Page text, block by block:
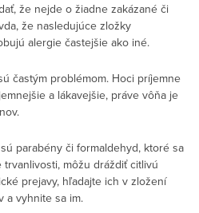
že nejde o žiadne zakázané či
že nasledujúce zložky
alergie častejšie ako iné.
častým problémom. Hoci príjemne
a lákavejšie, práve vôňa je
parabény či formaldehyd, ktoré sa
môžu dráždiť citlivú
prejavy, hľadajte ich v zložení
a vyhnite sa im.